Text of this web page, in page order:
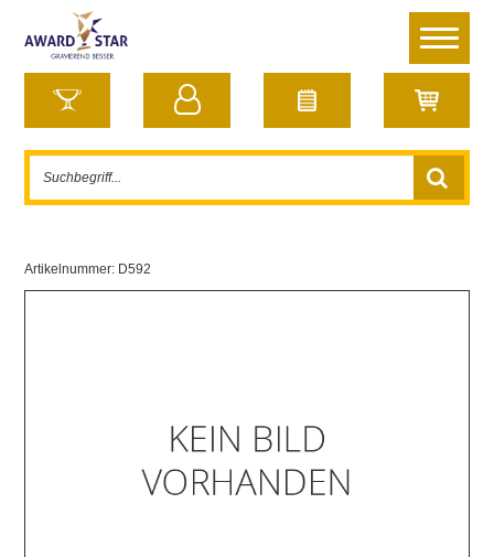
Artikelnummer: D592